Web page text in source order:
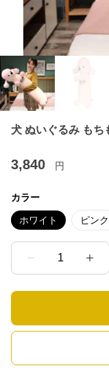
犬 ぬいぐるみ もち
3,840 円
カラー
ホワイト ピンク
1